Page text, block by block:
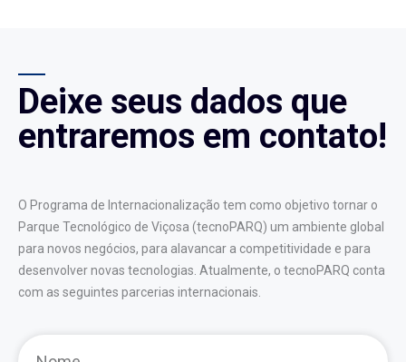
Deixe seus dados que
entraremos em contato!
O Programa de Internacionalização tem como objetivo tornar o
Parque Tecnológico de Viçosa (tecnoPARQ) um ambiente global
para novos negócios, para alavancar a competitividade e para
desenvolver novas tecnologias. Atualmente, o tecnoPARQ conta
com as seguintes parcerias internacionais.